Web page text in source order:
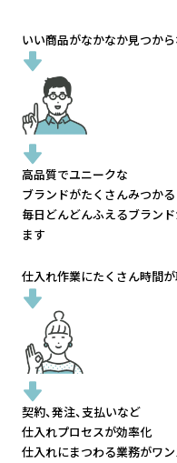
いい商品がなかなか見つか
高品質でユニークな
ブランドがたくさんみつかる
毎日どんどんふえるブラン
ます
仕入れ作業にたくさん時間
契約、発注、支払いなど
仕入れプロセスが効率化
仕入れにまつわる業務がワン